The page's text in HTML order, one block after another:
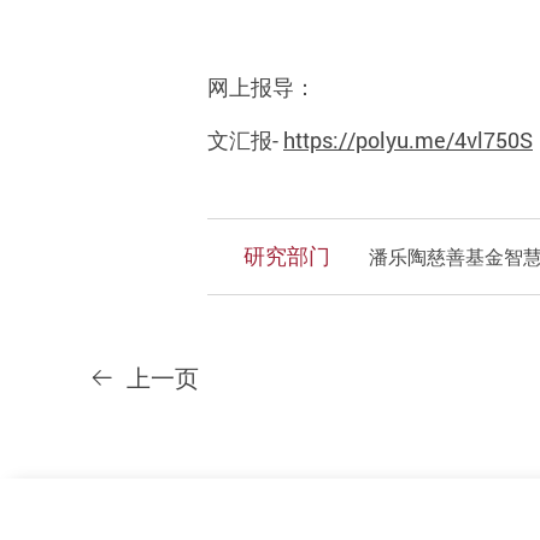
网上报导：
文汇报- https://polyu.me/4vl750S
研究部门 潘乐陶慈善基金智
上一页